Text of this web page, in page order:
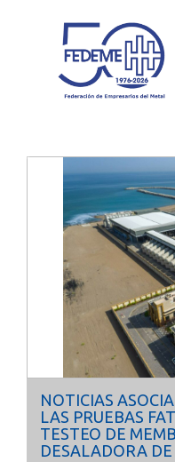
NOTICIAS
LAS PRUEBAS
TESTEO DE
DESALADORA